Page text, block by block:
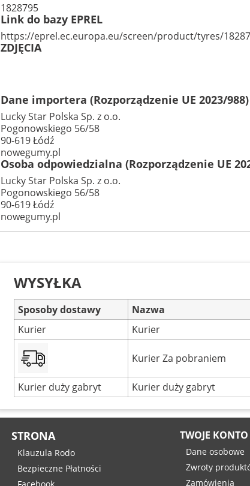
1828795
Link do bazy EPREL
https://eprel.ec.europa.eu/screen/product/tyres/
ZDJĘCIA
Dane importera (Rozporządzenie UE 2023/988)
Lucky Star Polska Sp. z o.o.
Pogonowskiego 56/58
90-619 Łódź
nowegumy.pl
Osoba odpowiedzialna (Rozporządzenie UE
Lucky Star Polska Sp. z o.o.
Pogonowskiego 56/58
90-619 Łódź
nowegumy.pl
WYSYŁKA
Sposoby dostawy Nazwa
Kurier
Kurier
Kurier Za pobraniem
Kurier duży gabryt Kurier duży gabryt
STRONA
Klauzula Rodo
Bezpieczne Płatności
TWOJE KONTO
Dane osobowe
Zwroty
Zamówienia